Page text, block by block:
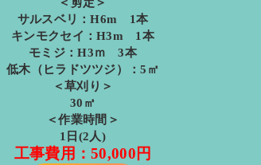
サルスベリ：H6m 1本
キンモクセイ：H3m 1本
モミジ：H3ｍ 3本
低木（ヒラドツツジ）：5㎡
＜草刈り＞
30㎡
＜作業時間＞
1日(2人)
工事費用：50,000円